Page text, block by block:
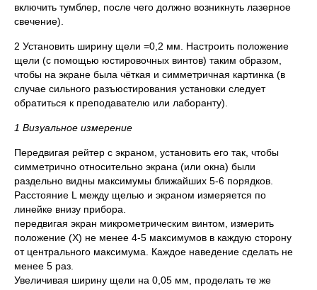
включить тумблер, после чего должно возникнуть лазерное
свечение).
2 Установить ширину щели =0,2 мм. Настроить положение
щели (с помощью юстировочных винтов) таким образом,
чтобы на экране была чёткая и симметричная картинка (в
случае сильного разъюстирования установки следует
обратиться к преподавателю или лаборанту).
1 Визуальное измерение
Передвигая рейтер с экраном, установить его так, чтобы
симметрично относительно экрана (или окна) были
раздельно видны максимумы ближайших 5-6 порядков.
Расстояние L между щелью и экраном измеряется по
линейке внизу прибора.
передвигая экран микрометрическим винтом, измерить
положение (Х) не менее 4-5 максимумов в каждую сторону
от центрального максимума. Каждое наведение сделать не
менее 5 раз.
Увеличивая ширину щели на 0,05 мм, проделать те же